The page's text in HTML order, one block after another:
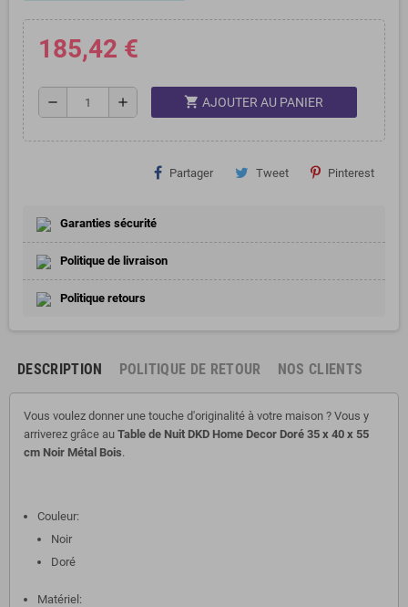
185,42 €
remove add shopping_cart AJOUTER AU PANIER
Partager Tweet Pinterest
Garanties sécurité
Politique de livraison
Politique retours
DESCRIPTION POLITIQUE DE RETOUR NOS CLIENTS
Vous voulez donner une touche d'originalité à votre maison ? Vous y
arriverez grâce au Table de Nuit DKD Home Decor Doré 35 x 40 x 55
cm Noir Métal Bois.
Couleur:
Noir
Doré
Matériel: